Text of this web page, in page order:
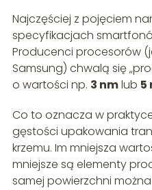
Najczęściej z pojęciem
specyfikacjach
Producenci procesorów
Samsung) chwalą się
o wartości np. 3 nmlub 5
Co to oznacza w
gęstości upakowania
krzemu. Im mniejsza
mniejsze są elementy
samej powierzchni